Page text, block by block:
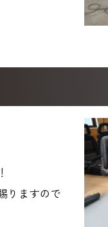
りますので